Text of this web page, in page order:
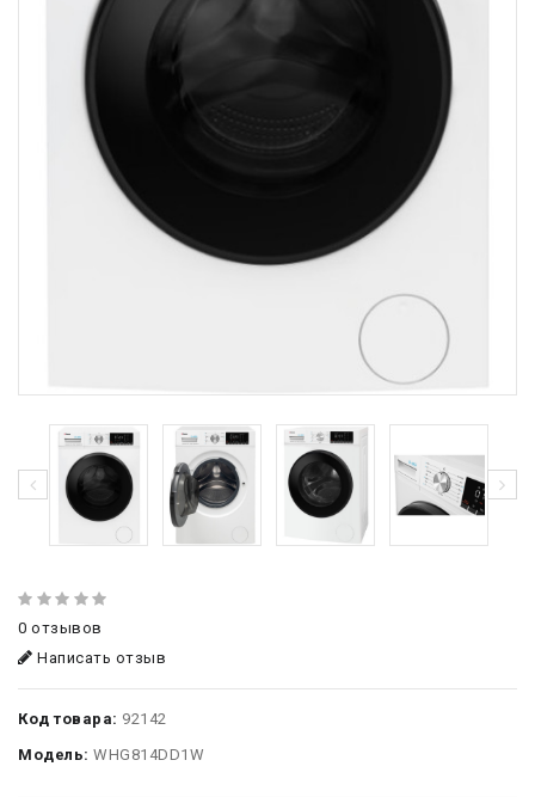
0 отзывов
Написать отзыв
Код товара: 92142
Модель: WHG814DD1W